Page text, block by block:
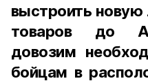
выстроить новую
товаров до
довозим
бойцам в